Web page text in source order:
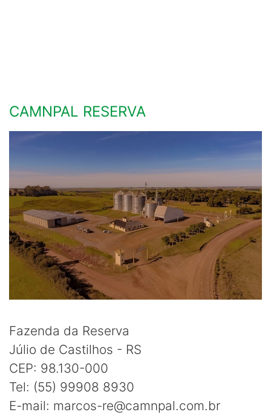
CAMNPAL RESERVA
Fazenda da Reserva
Júlio de Castilhos - RS
CEP: 98.130-000
Tel: (55) 99908 8930
E-mail: marcos-re@camnpal.com.br